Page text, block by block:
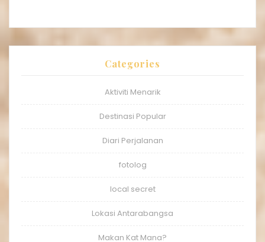
Categories
Aktiviti Menarik
Destinasi Popular
Diari Perjalanan
fotolog
local secret
Lokasi Antarabangsa
Makan Kat Mana?